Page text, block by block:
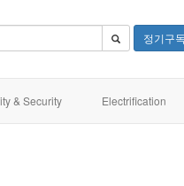
정기구독
& Security Electrification